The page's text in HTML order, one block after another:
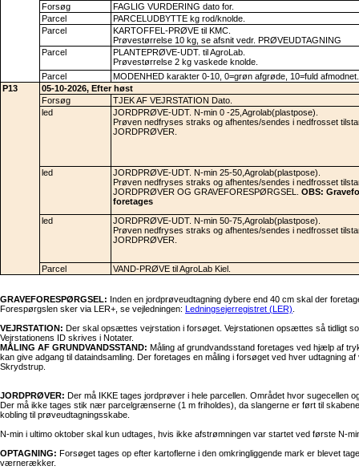
Forsøg
FAGLIG VURDERING dato for.
Parcel
PARCELUDBYTTE kg rod/knolde.
Parcel
KARTOFFEL-PRØVE til KMC.
Prøvestørrelse 10 kg, se afsnit vedr. PRØVEUDTAGNING
Parcel
PLANTEPRØVE-UDT. til AgroLab.
Prøvestørrelse 2 kg vaskede knolde.
Parcel
MODENHED karakter 0-10, 0=grøn afgrøde, 10=fuld afmodnet.
P13
05-10-2026, Efter høst
Forsøg
TJEK AF VEJRSTATION Dato.
led
JORDPRØVE-UDT. N-min 0 -25,Agrolab(plastpose).
Prøven nedfryses straks og afhentes/sendes i nedfrosset
JORDPRØVER.
led
JORDPRØVE-UDT. N-min 25-50,Agrolab(plastpose).
Prøven nedfryses straks og afhentes/sendes i nedfrosset
JORDPRØVER OG GRAVEFORESPØRGSEL.
OBS:
foretages
led
JORDPRØVE-UDT. N-min 50-75,Agrolab(plastpose).
Prøven nedfryses straks og afhentes/sendes i nedfrosset
JORDPRØVER.
Parcel VAND-PRØVE til AgroLab Kiel.
GRAVEFORESPØRGSEL: Inden en jordprøveudtagning dybere end 40 cm skal der
Forespørgslen sker via LER+, se vejledningen: Ledningsejerregistret (LER)
VEJRSTATION: Der skal opsættes vejrstation i forsøget. Vejrstationen opsættes så tidligt
Vejrstationens ID skrives i Notater.
MÅLING AF GRUNDVANDSSTAND: Måling af grundvandsstand foretages ved hjælp af
kan give adgang til dataindsamling. Der foretages en måling i forsøget ved hver udtagning
Skrydstrup.
JORDPRØVER: Der må IKKE tages jordprøver i hele parcellen. Området hvor sugecellen
Der må ikke tages stik nær parcelgrænserne (1 m friholdes), da slangerne er ført til
kobling til prøveudtagningsskabe.
N-min i ultimo oktober skal kun udtages, hvis ikke afstrømningen var startet ved første N-
OPTAGNING: Forsøget tages op efter kartoflerne i den omkringliggende mark er blevet
værnerækker.